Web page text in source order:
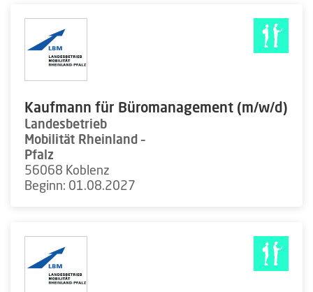
Kaufmann für Büromanagement (m/w/d)
Landesbetrieb
Mobilität Rheinland –
Pfalz
56068 Koblenz
Beginn: 01.08.2027